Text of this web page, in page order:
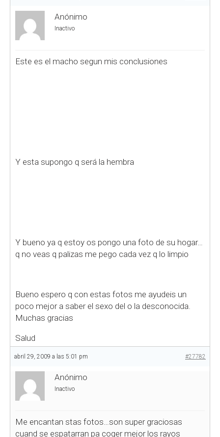
Anónimo
Inactivo
Este es el macho segun mis conclusiones
Y esta supongo q será la hembra
Y bueno ya q estoy os pongo una foto de su hogar…
q no veas q palizas me pego cada vez q lo limpio
Bueno espero q con estas fotos me ayudeis un
poco mejor a saber el sexo del o la desconocida.
Muchas gracias
Salud
abril 29, 2009 a las 5:01 pm #27782
Anónimo
Inactivo
Me encantan stas fotos…son super graciosas
cuand se espatarran pa coger mejor los rayos